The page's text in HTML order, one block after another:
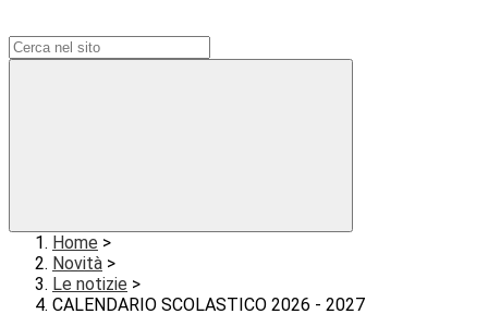
Home >
Novità >
Le notizie >
CALENDARIO SCOLASTICO 2026 - 2027